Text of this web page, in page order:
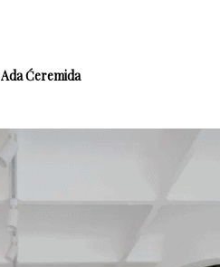
Ada Ćeremida